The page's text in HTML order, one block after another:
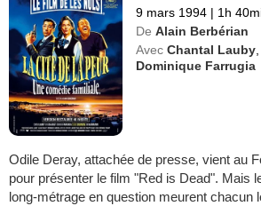
9 mars 1994 | 1h
De Alain Berbérian
Avec Chantal Lauby
Dominique Farrugia
Odile Deray, attachée de presse, vient au
pour présenter le film "Red is Dead". Mais
long-métrage en question meurent chacun